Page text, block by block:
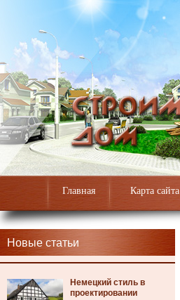
Главная Карта сайта
Новые статьи
Немецкий стиль в
проектировании